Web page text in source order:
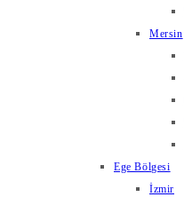
Mersin
Ege Bölgesi
İzmir